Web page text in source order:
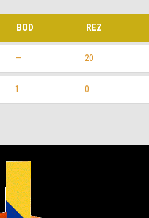
BOD REZ
— 20
1 0